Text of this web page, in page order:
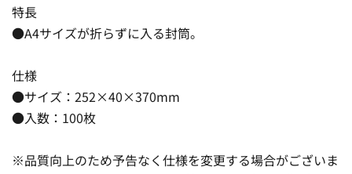
特長
●A4サイズが折らずに入る封筒。
仕様
●サイズ：252×40×370mm
●入数：100枚
※品質向上のため予告なく仕様を変更する場合がございま